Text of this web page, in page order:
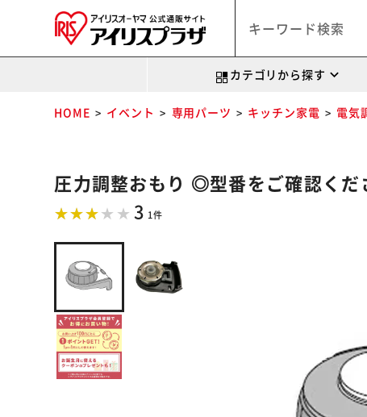
カテゴリから探す
HOME イベント 専用パーツ キッチン家電 電気
圧力調整おもり ◎型番をご確認く
3 1件